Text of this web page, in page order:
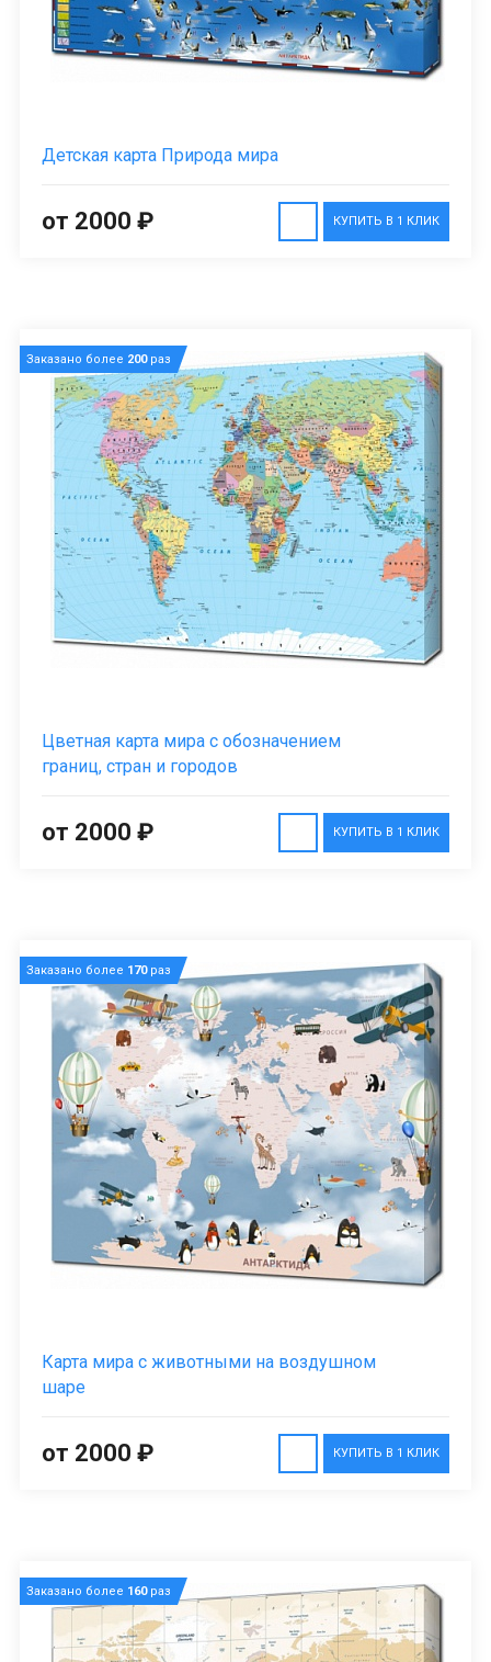
Детская карта Природа мира
КУПИТЬ В 1 КЛИК
от 2000 ₽
Заказано более 200раз
Цветная карта мира с обозначением
границ, стран и городов
КУПИТЬ В 1 КЛИК
от 2000 ₽
Заказано более 170раз
Карта мира с животными на воздушном
шаре
КУПИТЬ В 1 КЛИК
от 2000 ₽
Заказано более 160раз